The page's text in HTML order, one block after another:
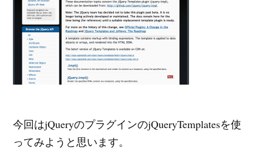
今回はjQueryのプラグインのjQueryTemplatesを使
ってみようと思います。